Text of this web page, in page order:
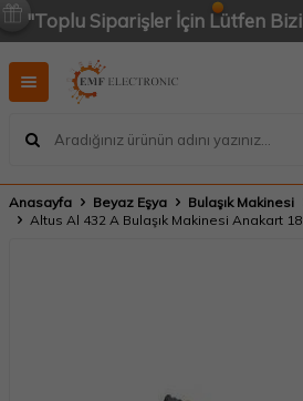
"Toplu Siparişler İçin Lütfen
Anasayfa Beyaz Eşya Bulaşık Makinesi
Altus Al 432 A Bulaşık Makinesi Anakart